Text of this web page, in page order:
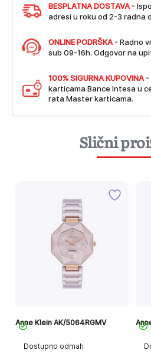
BESPLATNA DOSTAVA -
adresi u roku od 2-3 radna
ONLINE PODRŠKA - Radno
sub 09-16h. Odgovor na
100% SIGURNA KUPOVINA -
karticama Bance Intesa u
rata Master karticama.
Slični
Dostupno odmah
Anne Klein AK/5064RGMV